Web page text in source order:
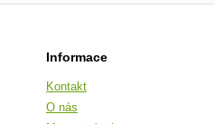
Informace
Kontakt
O nás